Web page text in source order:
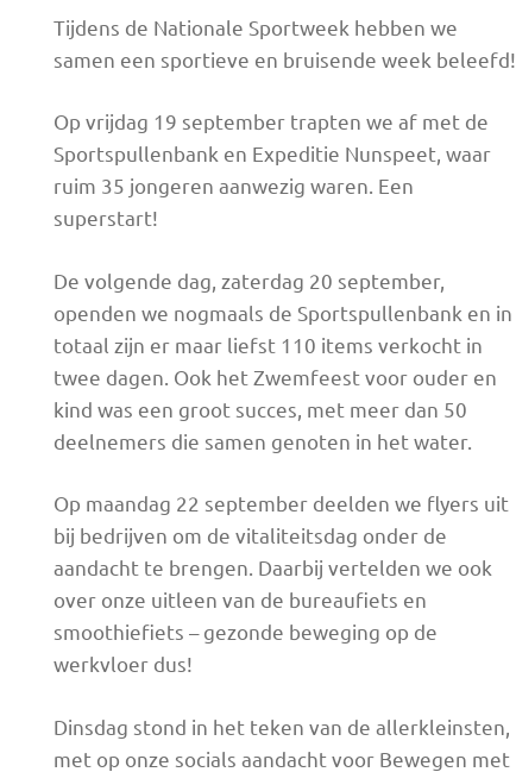
Tijdens de Nationale Sportweek hebben we
samen een sportieve en bruisende week beleefd!
Op vrijdag 19 september trapten we af met de
Sportspullenbank en Expeditie Nunspeet, waar
ruim 35 jongeren aanwezig waren. Een
superstart!
De volgende dag, zaterdag 20 september,
openden we nogmaals de Sportspullenbank en in
totaal zijn er maar liefst 110 items verkocht in
twee dagen. Ook het Zwemfeest voor ouder en
kind was een groot succes, met meer dan 50
deelnemers die samen genoten in het water.
Op maandag 22 september deelden we flyers uit
bij bedrijven om de vitaliteitsdag onder de
aandacht te brengen. Daarbij vertelden we ook
over onze uitleen van de bureaufiets en
smoothiefiets – gezonde beweging op de
werkvloer dus!
Dinsdag stond in het teken van de allerkleinsten,
met op onze socials aandacht voor Bewegen met